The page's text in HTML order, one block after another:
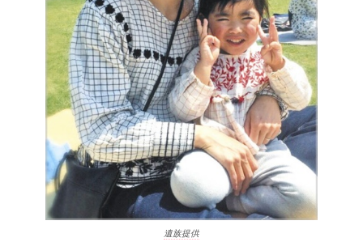
遺族提供